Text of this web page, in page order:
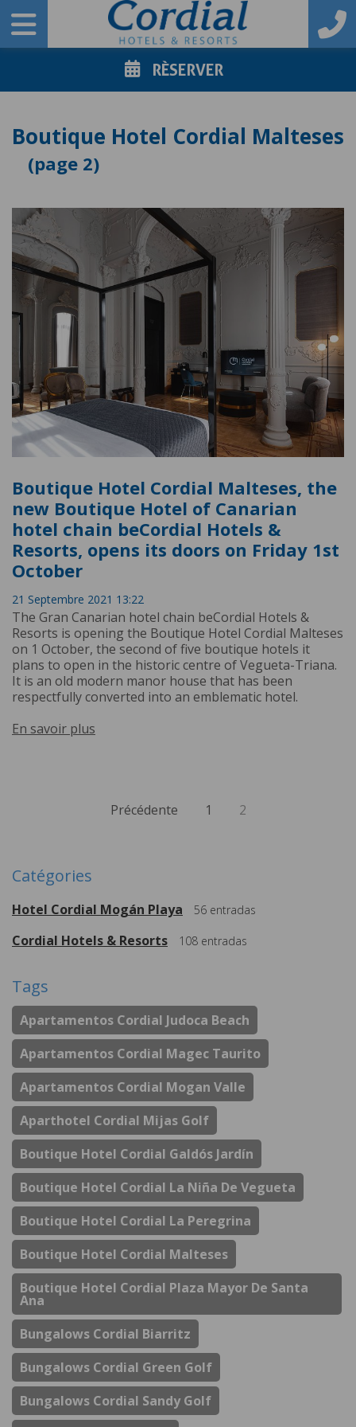
RÈSERVER
Boutique Hotel Cordial Malteses
2
Boutique Hotel Cordial Malteses, the
new Boutique Hotel of Canarian
hotel chain beCordial Hotels &
Resorts, opens its doors on Friday 1st
October
21 Septembre 2021 13:22
The Gran Canarian hotel chain beCordial Hotels &
Resorts is opening the Boutique Hotel Cordial Malteses
on 1 October, the second of five boutique hotels it
plans to open in the historic centre of Vegueta-Triana.
It is an old modern manor house that has been
respectfully converted into an emblematic hotel.
En savoir plus
Précédente 1 2
Catégories
Hotel Cordial Mogán Playa 56 entradas
Cordial Hotels & Resorts 108 entradas
Tags
Apartamentos Cordial Judoca Beach
Apartamentos Cordial Magec Taurito
Apartamentos Cordial Mogan Valle
Aparthotel Cordial Mijas Golf
Boutique Hotel Cordial Galdós Jardín
Boutique Hotel Cordial La Niña De Vegueta
Boutique Hotel Cordial La Peregrina
Boutique Hotel Cordial Malteses
Boutique Hotel Cordial Plaza Mayor De Santa
Ana
Bungalows Cordial Biarritz
Bungalows Cordial Green Golf
Bungalows Cordial Sandy Golf